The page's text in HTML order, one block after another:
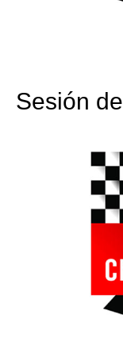
Sesión